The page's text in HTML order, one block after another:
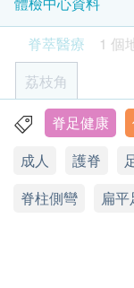
痛症專業轉
長短腳幅度檢
體脂檢測 (BMI)
脂肪酸比例驗
動能力評估
健康狀況。
此白金檢測
養咨詢，另
例驗血測試
從而及早發
標及脂肪
*需大概21個工
詢或在訂單
話：2522
此項交易必
生認為不適
回。
年齡
體態檢查計劃只
未成年客人體
脊萃醫療
1 個
荔枝角
九龍荔枝角青山
顯示地圖
星期一至五：
脊足健康
成人
護脊
脊柱側彎
扁平